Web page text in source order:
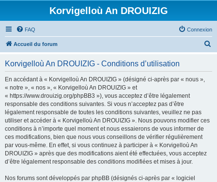
Korvigelloù An DROUIZIG
FAQ Connexion
Accueil du forum
Korvigelloù An DROUIZIG - Conditions d’utilisation
En accédant à « Korvigelloù An DROUIZIG » (désigné ci-après par « nous »,
« notre », « nos », « Korvigelloù An DROUIZIG » et
« https://www.drouizig.org/phpBB3 »), vous acceptez d’être légalement
responsable des conditions suivantes. Si vous n’acceptez pas d’être
légalement responsable de toutes les conditions suivantes, veuillez ne pas
utiliser et accéder à « Korvigelloù An DROUIZIG ». Nous pouvons modifier ces
conditions à n’importe quel moment et nous essaierons de vous informer de
ces modifications, bien que nous vous conseillons de vérifier régulièrement
par vous-même. En effet, si vous continuez à participer à « Korvigelloù An
DROUIZIG » après que des modifications aient été effectuées, vous acceptez
d’être légalement responsable des conditions modifiées et mises à jour.
Nos forums sont développés par phpBB (désignés ci-après par « logiciel